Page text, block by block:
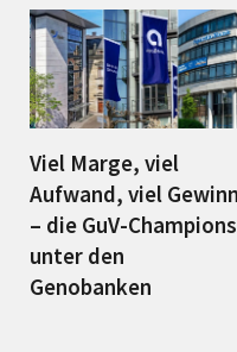
Viel Marge, viel
Aufwand, viel Gewinn
– die GuV-Champions
unter den
Genobanken